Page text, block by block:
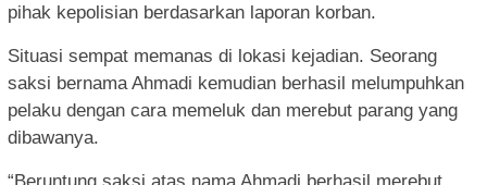
pihak kepolisian berdasarkan laporan korban.
Situasi sempat memanas di lokasi kejadian. Seorang
saksi bernama Ahmadi kemudian berhasil melumpuhkan
pelaku dengan cara memeluk dan merebut parang yang
dibawanya.